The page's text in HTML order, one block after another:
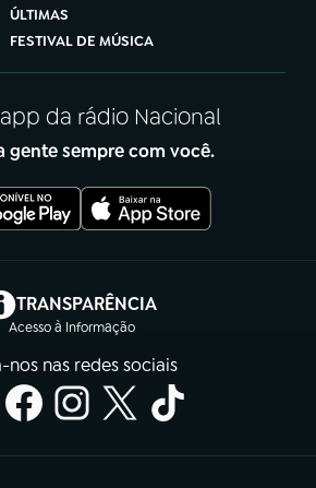
ÚLTIMAS
FESTIVAL DE MÚSICA
da rádio Nacional
gente sempre com você.
TRANSPARÊNCIA
Acesso à Informação
(abre em nova aba)
nos nas redes sociais